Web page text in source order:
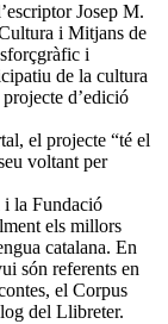
Josep M.
i Mitjans de
i
de la cultura
d’edició
el projecte “té el
voltant per
i la Fundació
els millors
catalana. En
són referents en
el Corpus
del Llibreter.